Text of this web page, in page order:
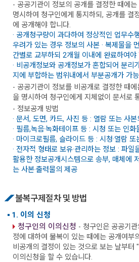
- 공공기관이 정보의 공개를 결정한 때에는
명시하여 청구인에게 통지하되, 공개를 결
에 공개해야 합니다.
· 공개청구량이 과다하여 정상적인 업무수
우려가 있는 경우 정보의 사본 · 복제물을
간별로 교부하되 2개월 이내에 완료하여야
· 비공개정보와 공개정보가 혼합되어 분리
지에 부합하는 범위내에서 부분공개가 가
- 공공기관이 정보를 비공개로 결정한 때에
을 명시하여 청구인에게 지체없이 문서로
- 정보공개 방법
· 문서, 도면, 카드, 사진 등 : 열람 또는 사
· 필름,녹음·녹화테이프 등 : 시청 또는 인화
· 마이크로필름, 슬라이드 등 : 시청·열람 또
· 전자적 형태로 보유·관리하는 정보 : 파
활용한 정보공개시스템으로 송부, 매체에
는 사본·출력물의 제공
불복구제절차 및 방법
1. 이의 신청
청구인의 이의신청 - 청구인은 공공기
정에 대하여 불복이 있는 때에는 공개여부
비공개의 결정이 있는 것으로 보는 날부터
이의신청을 할 수 있습니다.